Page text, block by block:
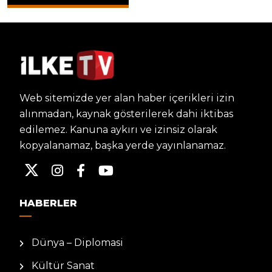
Web sitemizde yer alan haber içerikleri izin
alınmadan, kaynak gösterilerek dahi iktibas
edilemez. Kanuna aykırı ve izinsiz olarak
kopyalanamaz, başka yerde yayınlanamaz.
HABERLER
Dünya – Diplomasi
Kültür Sanat